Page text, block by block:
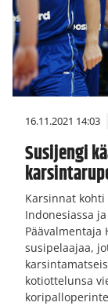
16.11.2021 14:03
Susijengi
Karsinnat kohti
Indonesiassa
susipelaajaa,
kotiottelunsa